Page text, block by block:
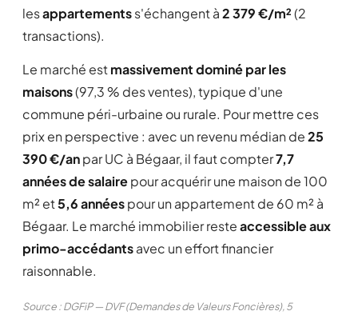
lesappartementss'échangent à2 379 €/m²(2
transactions).
Le marché estmassivement dominé par les
maisons(97,3 % des ventes), typique d'une
commune péri-urbaine ou rurale. Pour mettre ces
prix en perspective : avec un revenu médian de25
390 €/anpar UC à Bégaar, il faut compter7,7
années de salairepour acquérir une maison de 100
m² et5,6 annéespour un appartement de 60 m² à
Bégaar. Le marché immobilier resteaccessible aux
primo-accédantsavec un effort financier
raisonnable.
Source : DGFiP — DVF (Demandes de Valeurs Foncières), 5